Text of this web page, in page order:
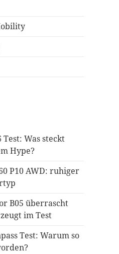
Test: Was steckt
Hype?
P10 AWD: ruhiger
B05 überrascht
im Test
Test: Warum so